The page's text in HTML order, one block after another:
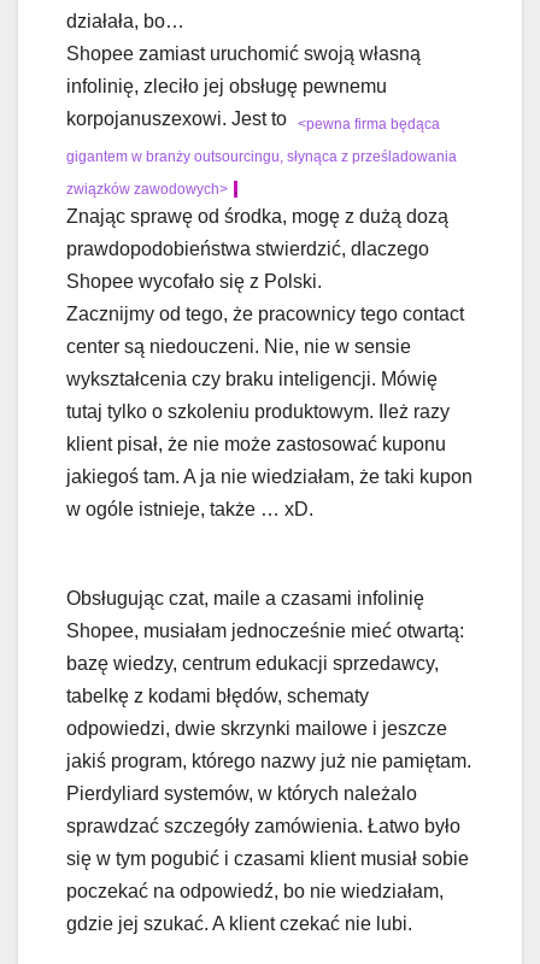
działała, bo…
Shopee zamiast uruchomić swoją własną
infolinię, zleciło jej obsługę pewnemu
korpojanuszexowi. Jest to
<pewna firma będąca
gigantem w branży outsourcingu, słynąca z prześladowania
związków zawodowych> .
Znając sprawę od środka, mogę z dużą dozą
prawdopodobieństwa stwierdzić, dlaczego
Shopee wycofało się z Polski.
Zacznijmy od tego, że pracownicy tego contact
center są niedouczeni. Nie, nie w sensie
wykształcenia czy braku inteligencji. Mówię
tutaj tylko o szkoleniu produktowym. Ileż razy
klient pisał, że nie może zastosować kuponu
jakiegoś tam. A ja nie wiedziałam, że taki kupon
w ogóle istnieje, także … xD.
Obsługując czat, maile a czasami infolinię
Shopee, musiałam jednocześnie mieć otwartą:
bazę wiedzy, centrum edukacji sprzedawcy,
tabelkę z kodami błędów, schematy
odpowiedzi, dwie skrzynki mailowe i jeszcze
jakiś program, którego nazwy już nie pamiętam.
Pierdyliard systemów, w których należalo
sprawdzać szczegóły zamówienia. Łatwo było
się w tym pogubić i czasami klient musiał sobie
poczekać na odpowiedź, bo nie wiedziałam,
gdzie jej szukać. A klient czekać nie lubi.